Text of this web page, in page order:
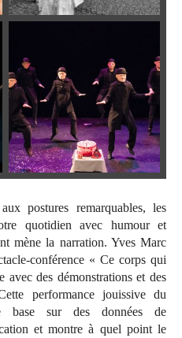
postures remarquables, les
quotidien avec humour et
mène la narration. Yves Marc
conférence « Ce corps qui
avec des démonstrations et des
performance jouissive du
base sur des données de
et montre à quel point le